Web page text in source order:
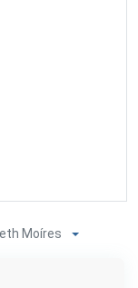
Moíres